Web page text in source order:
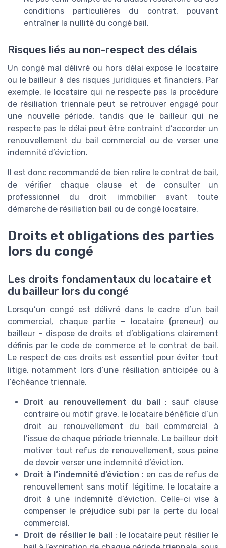
conditions particulières du contrat, pouvant
entraîner la nullité du congé bail.
Risques liés au non-respect des délais
Un congé mal délivré ou hors délai expose le locataire
ou le bailleur à des risques juridiques et financiers. Par
exemple, le locataire qui ne respecte pas la procédure
de résiliation triennale peut se retrouver engagé pour
une nouvelle période, tandis que le bailleur qui ne
respecte pas le délai peut être contraint d’accorder un
renouvellement du bail commercial ou de verser une
indemnité d’éviction.
Il est donc recommandé de bien relire le contrat de bail,
de vérifier chaque clause et de consulter un
professionnel du droit immobilier avant toute
démarche de résiliation bail ou de congé locataire.
Droits et obligations des parties
lors du congé
Les droits fondamentaux du locataire et
du bailleur lors du congé
Lorsqu’un congé est délivré dans le cadre d’un bail
commercial, chaque partie – locataire (preneur) ou
bailleur – dispose de droits et d’obligations clairement
définis par le code de commerce et le contrat de bail.
Le respect de ces droits est essentiel pour éviter tout
litige, notamment lors d’une résiliation anticipée ou à
l’échéance triennale.
Droit au renouvellement du bail
: sauf clause
contraire ou motif grave, le locataire bénéficie d’un
droit au renouvellement du bail commercial à
l’issue de chaque période triennale. Le bailleur doit
motiver tout refus de renouvellement, sous peine
de devoir verser une indemnité d’éviction.
Droit à l’indemnité d’éviction : en cas de refus de
renouvellement sans motif légitime, le locataire a
droit à une indemnité d’éviction. Celle-ci vise à
compenser le préjudice subi par la perte du local
commercial.
Droit de résilier le bail : le locataire peut résilier le